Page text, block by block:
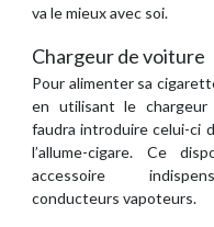
va le mieux avec soi.
Chargeur de voiture
Pour alimenter sa
en utilisant le
faudra introduire celui-ci
l’allume-cigare. Ce
accessoire
conducteurs vapoteurs.